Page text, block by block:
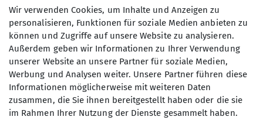
Sektionsleben teilnehmen können.
In der Regel findet jeden 2. Mittwoch
im Monat eine Wanderung statt.
Jeden 4. Dienstag wir ein Event oder
eine Kulturveranstaltung angeboten.
Die Leitung der Gruppe hat Klaus
Siefert inne, vertreten wird er von
Margret König.
Anmeldung bis
09.03.2026
Maximale Teilnehmeranzahl
Wir verwenden Cookies, um Inhalte und Anzeigen zu
personalisieren, Funktionen für soziale Medien anbieten zu
können und Zugriffe auf unsere Website zu analysieren.
Außerdem geben wir Informationen zu Ihrer Verwendung
unserer Website an unsere Partner für soziale Medien,
Werbung und Analysen weiter. Unsere Partner führen diese
Informationen möglicherweise mit weiteren Daten
zusammen, die Sie ihnen bereitgestellt haben oder die sie
im Rahmen Ihrer Nutzung der Dienste gesammelt haben.